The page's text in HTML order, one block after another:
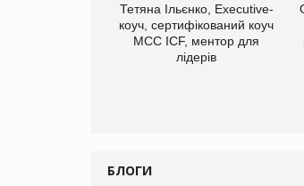
Тетяна Ільєнко, Executive-
коуч, сертифікований коуч
МСС ICF, ментор для
лідерів
БЛОГИ